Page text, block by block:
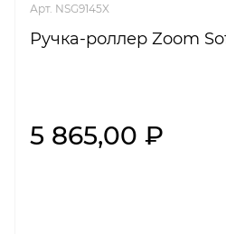
Арт. NSG9145X
Ручка-роллер Zoom
5 865,00 ₽